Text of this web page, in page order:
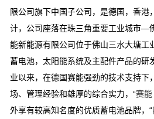
限公司旗下中国子公司，是德国，香港
计，公司座落在珠三角重要工业城市—
能新能源有限公司位于佛山三水大塘工
蓄电池，太阳能系统及主配件产品的研
业以来，在德国赛能强劲的技术支持下
场、管理经验和雄厚的综合实力，“赛能
外享有较高知名度的优质蓄电池品牌，